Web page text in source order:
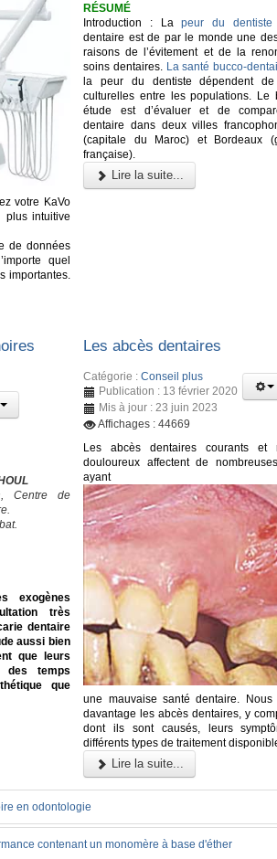
votre KaVo
plus intuitive
de données
quel
importantes.
RÉSUMÉ
Introduction : Lapeur du dentiste
dentaire est de par le monde une
raisons de l’évitement et de la
soins dentaires. La santé bucco-
la peur du dentiste dépendent de
culturelles entre les populations. Le
étude est d’évaluer et de
dentaire dans deux villes
(capitale du Maroc) et Bordeaux
française).
Lire la suite...
Centre de
exogènes
très
dentaire
aussi bien
que leurs
des temps
que
Les abcès dentaires
Catégorie :Conseil plus
Publication : 13 février 2020
Mis à jour : 23 juin 2023
Affichages : 44669
Les abcès dentaires courants et
douloureux affectent de
ayant
une mauvaise santé dentaire. Nous
davantage les abcès dentaires, y
dont ils sont causés, leurs
différents types de traitement
Lire la suite...
en odontologie
contenant un monomère à base d'éther